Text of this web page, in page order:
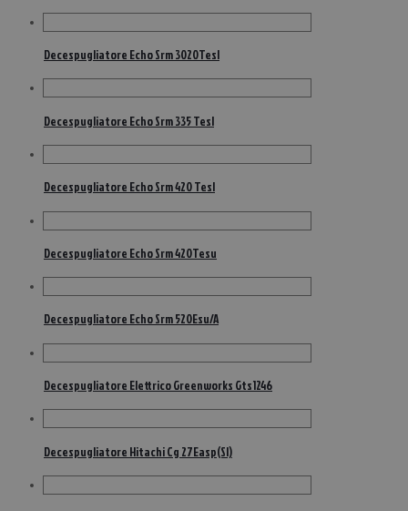
Decespugliatore Echo Srm 3020Tesl
Decespugliatore Echo Srm 335 Tesl
Decespugliatore Echo Srm 420 Tesl
Decespugliatore Echo Srm 420Tesu
Decespugliatore Echo Srm 520Esu/A
Decespugliatore Elettrico Greenworks Gts1246
Decespugliatore Hitachi Cg 27Easp(Sl)